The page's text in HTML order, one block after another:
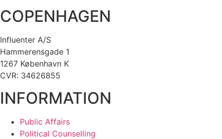
COPENHAGEN
Influenter A/S
Hammerensgade 1
1267 København K
CVR: 34626855
INFORMATION
Public Affairs
Political Counselling